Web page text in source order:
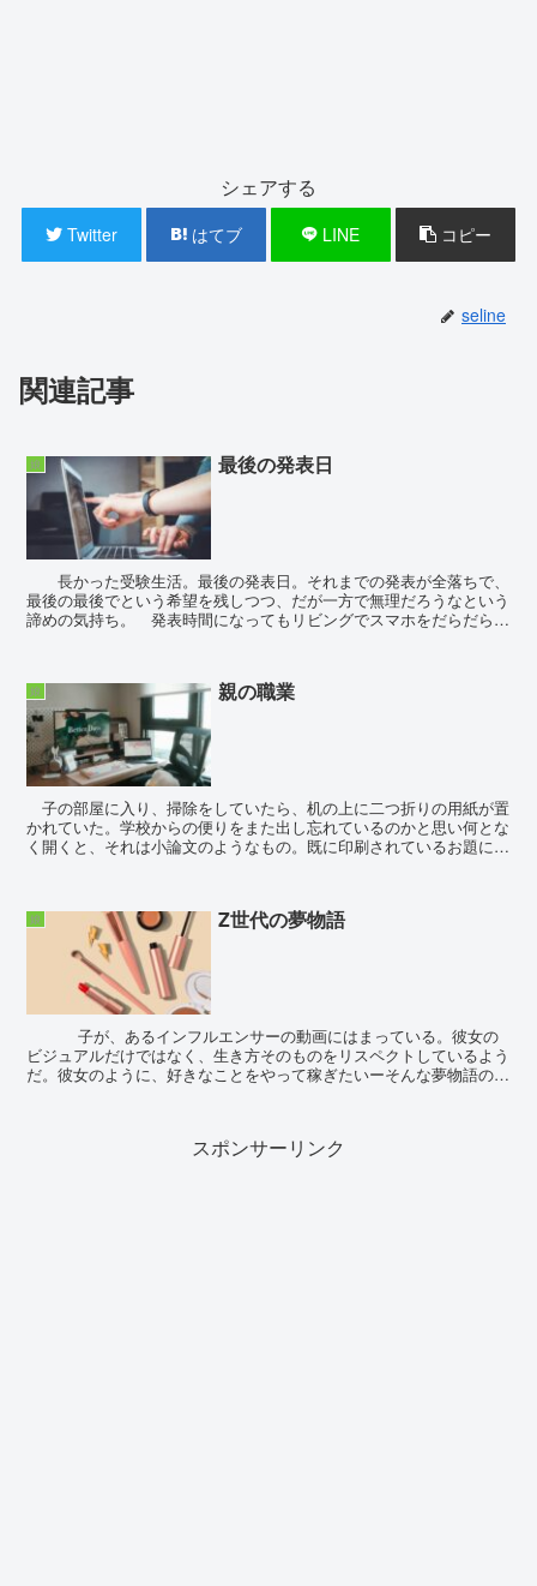
シェアする
Twitter はてブ LINE コピー
seline
関連記事
娘 最後の発表日
長かった受験生活。最後の発表日。それまでの発表が全落ちで、
最後の最後でという希望を残しつつ、だが一方で無理だろうなという
諦めの気持ち。 発表時間になってもリビングでスマホをだらだら見
娘 親の職業
子の部屋に入り、掃除をしていたら、机の上に二つ折りの用紙が置
かれていた。学校からの便りをまた出し忘れているのかと思い何とな
く開くと、それは小論文のようなもの。既に印刷されているお題には
娘 Z世代の夢物語
ビジュアルだけではなく、生き方そのものをリスペクトしているよう
だ。彼女のように、好きなことをやって稼ぎたいーそんな夢物語のよ
スポンサーリンク